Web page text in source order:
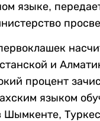
языке,
и
процент
языком
Шымкенте,